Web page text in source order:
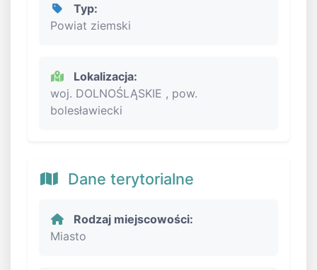
Typ:
Powiat ziemski
Lokalizacja:
woj. DOLNOŚLĄSKIE , pow.
bolesławiecki
Dane terytorialne
Rodzaj miejscowości:
Miasto